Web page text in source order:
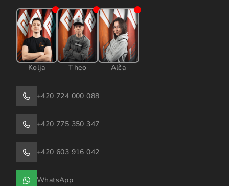
Kolja Theo Alča
+420 724 000 088
+420 775 350 347
+420 603 916 042
WhatsApp